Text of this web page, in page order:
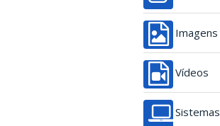
Imagens
Vídeos
Sistemas